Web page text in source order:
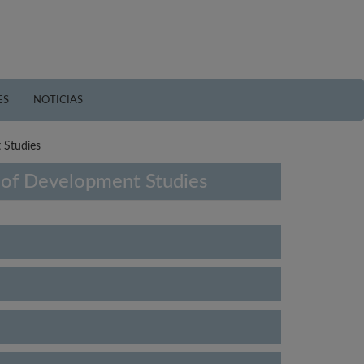
NOTICIAS
Studies
Development Studies